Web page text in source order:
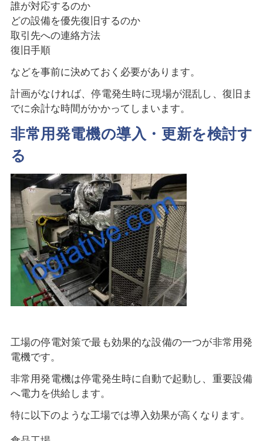
誰が対応するのか
どの設備を優先復旧するのか
取引先への連絡方法
復旧手順
などを事前に決めておく必要があります。
計画がなければ、停電発生時に現場が混乱し、復旧ま
でに余計な時間がかかってしまいます。
非常用発電機の導入・更新を検討す
る
工場の停電対策で最も効果的な設備の一つが非常用発
電機です。
非常用発電機は停電発生時に自動で起動し、重要設備
へ電力を供給します。
特に以下のような工場では導入効果が高くなります。